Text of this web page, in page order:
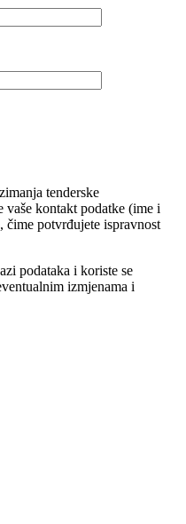
tenderske
vaše kontakt podatke (ime i
čime potvrđujete ispravnost
podataka i koriste se
izmjenama i